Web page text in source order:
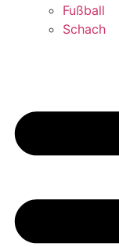
Fußball
Schach